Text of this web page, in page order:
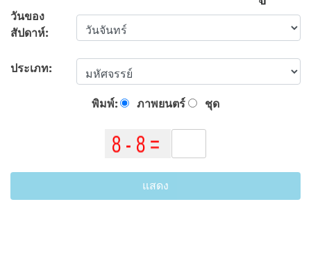
วันของ
สัปดาห์:
ประเภท:
พิมพ์: ภาพยนตร์ ชุด
แสดง